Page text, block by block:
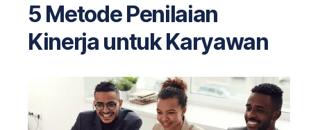
5 Metode Penilaian
Kinerja untuk Karyawan